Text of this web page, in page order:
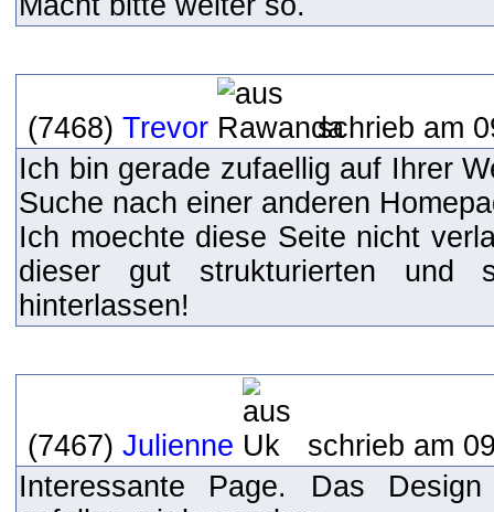
(7468) Trevor
schrieb am
Ich bin gerade zufaellig auf Ihrer
Suche nach einer anderen
Ich moechte diese Seite nicht
dieser gut strukturierten und
hinterlassen!
(7467) Julienne
schrieb am
Interessante Page. Das